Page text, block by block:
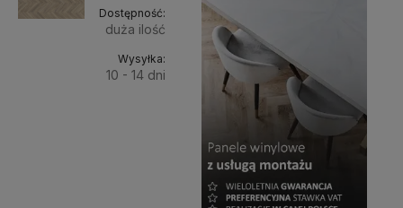
Dostępność:
duża ilość
Wysyłka:
10 - 14 dni